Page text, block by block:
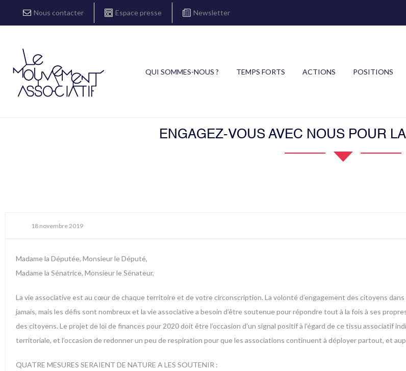
Nous contacter Espace presse Newsletter
QUI SOMMES-NOUS ? TEMPS FORTS ACTIONS POSITIONS
ENGAGEZ-VOUS AVEC NOUS POUR
18 novembre 2019
Madame la Députée, Monsieur le Député,
Madame la Sénatrice, Monsieur le Sénateur,
La vie associative est au cœur de chaque territoire et de votre circonscription. La volonté d’engagement des citoyens
jamais, mais les défis sont nombreux et la vie associative a besoin d’être soutenue pour répondre tout à la fois à ses
des citoyens. Le projet de loi de finances pour 2020 doit être l’occasion d’un signal positif à l’égard de ce tissu associatif
territoriale, et l’occasion de redonner un peu de respiration pour que les associations continuent à déployer partout, et
QUATRE MESURES SERAIENT DE NATURE A LES SOUTENIR :